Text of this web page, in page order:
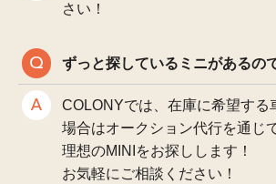
さい！
ずっと探しているミニがあるの
COLONYでは、在庫に希望する
場合はオークション代行を通じ
理想のMINIをお探しします！
お気軽にご相談ください！